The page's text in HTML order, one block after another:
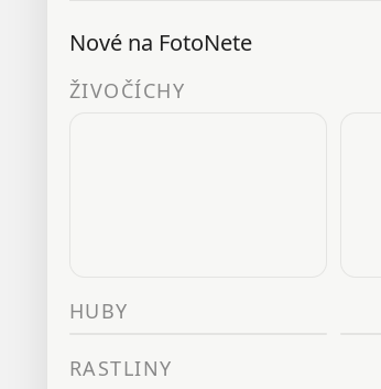
Nové na FotoNete
ŽIVOČÍCHY
HUBY
RASTLINY